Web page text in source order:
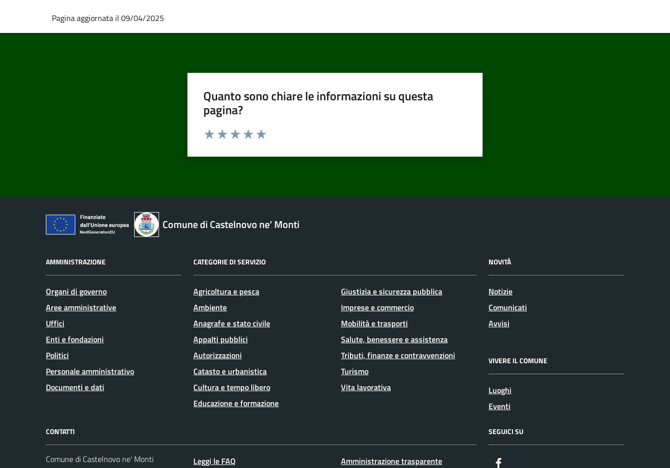
Pagina aggiornata il 09/04/2025
Quanto sono chiare le informazioni su questa
pagina?
Comune di Castelnovo ne' Monti
AMMINISTRAZIONE
Organi di governo
Aree amministrative
Uffici
Enti e fondazioni
Politici
Personale amministrativo
Documenti e dati
CATEGORIE DI SERVIZIO
Agricoltura e pesca
Ambiente
Anagrafe e stato civile
Appalti pubblici
Autorizzazioni
Catasto e urbanistica
Cultura e tempo libero
Educazione e formazione
Giustizia e sicurezza pubblica
Imprese e commercio
Mobilità e trasporti
Salute, benessere e assistenza
Tributi, finanze e contravvenzioni
Turismo
Vita lavorativa
NOVITÀ
Notizie
Comunicati
Avvisi
VIVERE IL COMUNE
Luoghi
Eventi
CONTATTI
Comune di Castelnovo ne' Monti
Leggi le FAQ Amministrazione trasparente
SEGUICI SU